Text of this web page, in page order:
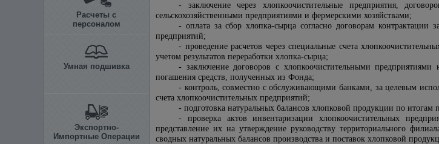
Расчеты с
персоналом
Умная подшивка
Экспортно-
Импортные Операции
- заключение через хлопкоочистительные предприятия,
сельскохозяйственными предприятиями и фермерскими хозяйствами;
- оплата за сбор хлопка-сырца согласно договорам контрактации
предприятий;
- проведение расчетов через специальные счета
учетом результатов переработки хлопка-сырца;
- заключение договоров с хлопкоочистительными
погашения средств, полученных из Фонда;
- контроль, совместно с обслуживающими банками, за целевым
счета хлопкоочистительных предприятий;
- подготовка натуральных балансов хлопковой продукции по итогам
- проверка актов инвентаризации хлопкоочистительных
представление их на утверждение руководству территориального
сводных натуральных балансов производства и поставок хлопковой